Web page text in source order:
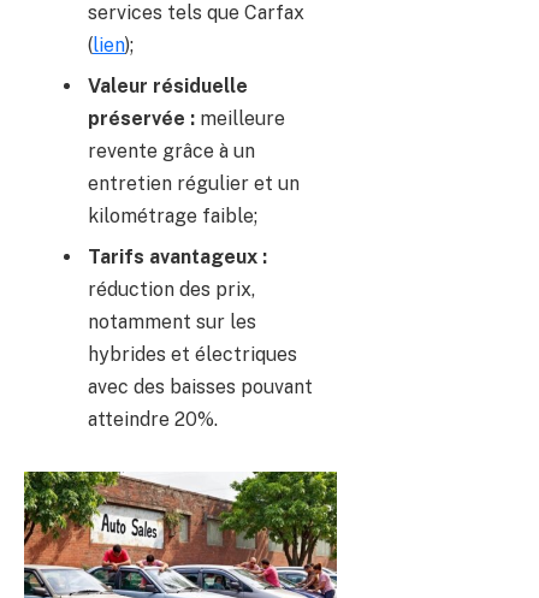
services tels que Carfax
(lien);
Valeur résiduelle
préservée : meilleure
revente grâce à un
entretien régulier et un
kilométrage faible;
Tarifs avantageux :
réduction des prix,
notamment sur les
hybrides et électriques
avec des baisses pouvant
atteindre 20%.